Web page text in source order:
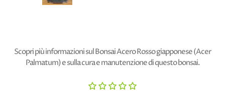
Scopri più informazioni sul Bonsai Acero Rosso giapponese (Acer
Palmatum) e sulla cura e manutenzione di questo bonsai.